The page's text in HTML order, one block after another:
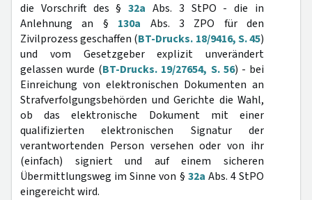
die Vorschrift des §32a Abs. 3 StPO - die in
Anlehnung an § 130a Abs. 3 ZPO für den
Zivilprozess geschaffen (BT-Drucks. 18/9416, S. 45)
und vom Gesetzgeber explizit unverändert
gelassen wurde (BT-Drucks. 19/27654, S. 56) - bei
Einreichung von elektronischen Dokumenten an
Strafverfolgungsbehörden und Gerichte die Wahl,
ob das elektronische Dokument mit einer
qualifizierten elektronischen Signatur der
verantwortenden Person versehen oder von ihr
(einfach) signiert und auf einem sicheren
Übermittlungsweg im Sinne von § 32a Abs. 4 StPO
eingereicht wird.